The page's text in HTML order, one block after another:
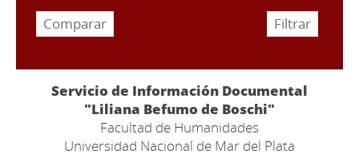
Servicio de Información Documental
"Liliana Befumo de Boschi"
Facultad de Humanidades
Universidad Nacional de Mar del Plata